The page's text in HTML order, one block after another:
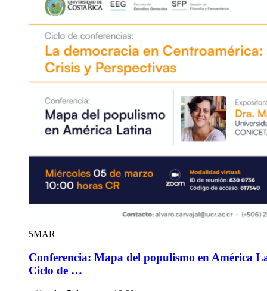
5MAR
Conferencia: Mapa del populismo en América
Ciclo de …